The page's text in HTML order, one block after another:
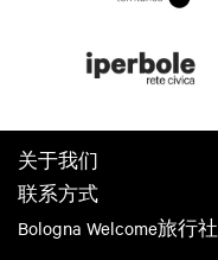
关于我们
联系方式
Bologna Welcome旅行社